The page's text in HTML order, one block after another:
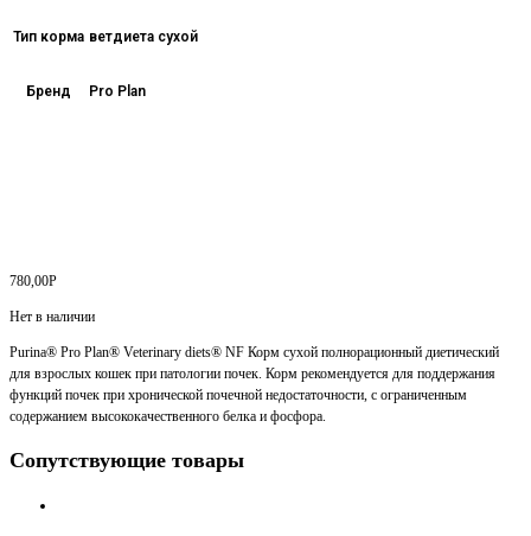
Тип корма ветдиета сухой
Бренд Pro Plan
780,00Р
Нет в наличии
Purina® Pro Plan® Veterinary diets® NF Корм сухой полнорационный диетический
для взрослых кошек при патологии почек. Корм рекомендуется для поддержания
функций почек при хронической почечной недостаточности, с ограниченным
содержанием высококачественного белка и фосфора.
Сопутствующие товары